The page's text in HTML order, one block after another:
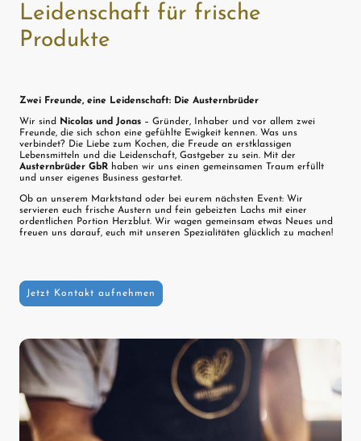
Leidenschaft für frische
Produkte
Zwei Freunde, eine Leidenschaft: Die Austernbrüder
​Wir sind Nicolas und Jonas – Gründer, Inhaber und vor allem zwei
Freunde, die sich schon eine gefühlte Ewigkeit kennen. Was uns
verbindet? Die Liebe zum Kochen, die Freude an erstklassigen
Lebensmitteln und die Leidenschaft, Gastgeber zu sein. Mit der
Austernbrüder GbR haben wir uns einen gemeinsamen Traum erfüllt
und unser eigenes Business gestartet.
​Ob an unserem Marktstand oder bei eurem nächsten Event: Wir
servieren euch frische Austern und fein gebeizten Lachs mit einer
ordentlichen Portion Herzblut. Wir wagen gemeinsam etwas Neues und
freuen uns darauf, euch mit unseren Spezialitäten glücklich zu machen!
Jetzt Kontakt aufnehmen